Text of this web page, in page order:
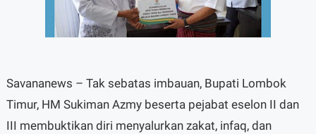
Savananews – Tak sebatas imbauan, Bupati Lombok
Timur, HM Sukiman Azmy beserta pejabat eselon II dan
III membuktikan diri menyalurkan zakat, infaq, dan